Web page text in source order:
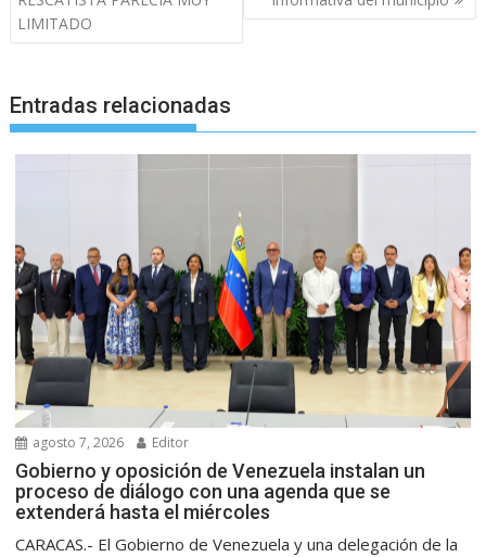
LIMITADO
Entradas relacionadas
agosto 7, 2026 Editor
Gobierno y oposición de Venezuela instalan un
proceso de diálogo con una agenda que se
extenderá hasta el miércoles
CARACAS.- El Gobierno de Venezuela y una delegación de la